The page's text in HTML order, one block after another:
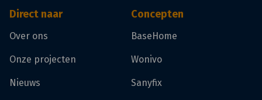
Direct naar
Over ons
Onze projecten
Nieuws
Concepten
BaseHome
Wonivo
Sanyfix